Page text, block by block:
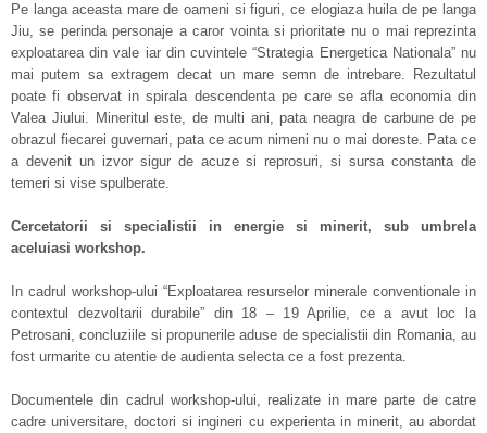
Pe langa aceasta mare de oameni si figuri, ce elogiaza huila de pe langa
Jiu, se perinda personaje a caror vointa si prioritate nu o mai reprezinta
exploatarea din vale iar din cuvintele “Strategia Energetica Nationala” nu
mai putem sa extragem decat un mare semn de intrebare. Rezultatul
poate fi observat in spirala descendenta pe care se afla economia din
Valea Jiului. Mineritul este, de multi ani, pata neagra de carbune de pe
obrazul fiecarei guvernari, pata ce acum nimeni nu o mai doreste. Pata ce
a devenit un izvor sigur de acuze si reprosuri, si sursa constanta de
temeri si vise spulberate.
Cercetatorii si specialistii in energie si minerit, sub umbrela
aceluiasi workshop.
In cadrul workshop-ului “Exploatarea resurselor minerale conventionale in
contextul dezvoltarii durabile” din 18 – 19 Aprilie, ce a avut loc la
Petrosani, concluziile si propunerile aduse de specialistii din Romania, au
fost urmarite cu atentie de audienta selecta ce a fost prezenta.
Documentele din cadrul workshop-ului, realizate in mare parte de catre
cadre universitare, doctori si ingineri cu experienta in minerit, au abordat